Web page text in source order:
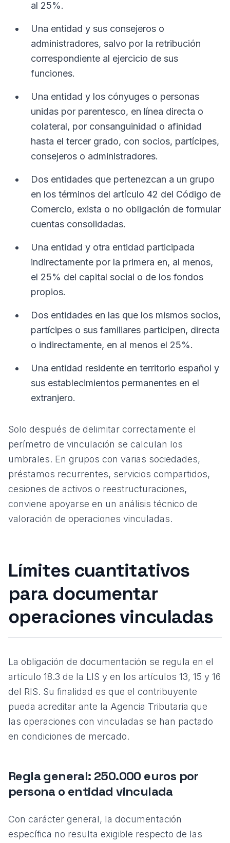
al 25%.
Una entidad y sus consejeros o
administradores, salvo por la retribución
correspondiente al ejercicio de sus
funciones.
Una entidad y los cónyuges o personas
unidas por parentesco, en línea directa o
colateral, por consanguinidad o afinidad
hasta el tercer grado, con socios, partícipes,
consejeros o administradores.
Dos entidades que pertenezcan a un grupo
en los términos del artículo 42 del Código de
Comercio, exista o no obligación de formular
cuentas consolidadas.
Una entidad y otra entidad participada
indirectamente por la primera en, al menos,
el 25% del capital social o de los fondos
propios.
Dos entidades en las que los mismos socios,
partícipes o sus familiares participen, directa
o indirectamente, en al menos el 25%.
Una entidad residente en territorio español y
sus establecimientos permanentes en el
extranjero.
Solo después de delimitar correctamente el
perímetro de vinculación se calculan los
umbrales. En grupos con varias sociedades,
préstamos recurrentes, servicios compartidos,
cesiones de activos o reestructuraciones,
conviene apoyarse en un análisis técnico de
valoración de operaciones vinculadas.
Límites cuantitativos
para documentar
operaciones vinculadas
La obligación de documentación se regula en el
artículo 18.3 de la LIS y en los artículos 13, 15 y 16
del RIS. Su finalidad es que el contribuyente
pueda acreditar ante la Agencia Tributaria que
las operaciones con vinculadas se han pactado
en condiciones de mercado.
Regla general: 250.000 euros por
persona o entidad vinculada
Con carácter general, la documentación
específica no resulta exigible respecto de las